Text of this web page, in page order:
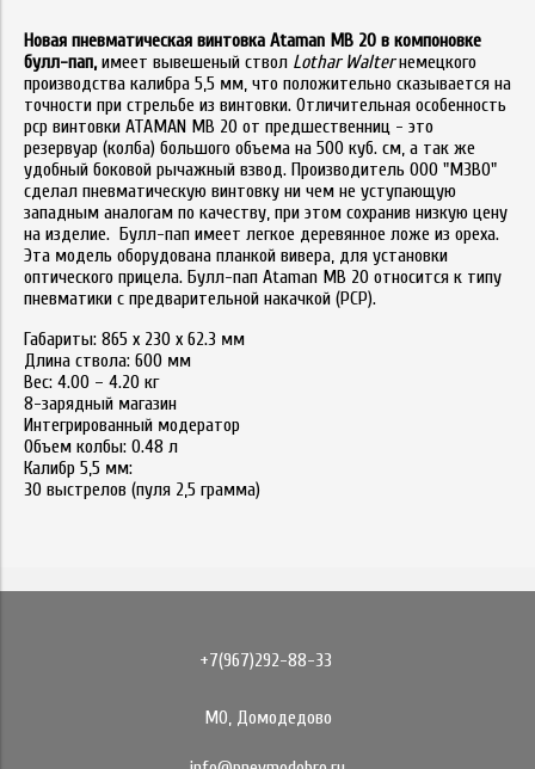
Новая пневматическая винтовка Ataman MB 20 в компоновке
булл-пап,имеет вывешеный ствол Lothar Walterнемецкого
производства калибра 5,5 мм, что положительно сказывается на
точности при стрельбе из винтовки. Отличительная особенность
pcp винтовки ATAMAN MB 20 от предшественниц - это
резервуар (колба) большого объема на 500 куб. см, а так же
удобный боковой рычажный взвод. Производитель ООО "МЗВО"
cделал пневматическую винтовку ни чем не уступающую
западным аналогам по качеству, при этом сохранив низкую цену
на изделие. Булл-пап имеет легкое деревянное ложе из ореха.
Эта модель оборудована планкой вивера, для установки
оптического прицела. Булл-пап Ataman MB 20 относится к типу
пневматики с предварительной накачкой (РСР).
Габариты: 865 x 230 x 62.3 мм
Длина ствола: 600 мм
Вес: 4.00 – 4.20 кг
8-зарядный магазин
Интегрированный модератор
Объем колбы: 0.48 л
Калибр 5,5 мм:
30 выстрелов (пуля 2,5 грамма)
+7(967)292-88-33
МО, Домодедово